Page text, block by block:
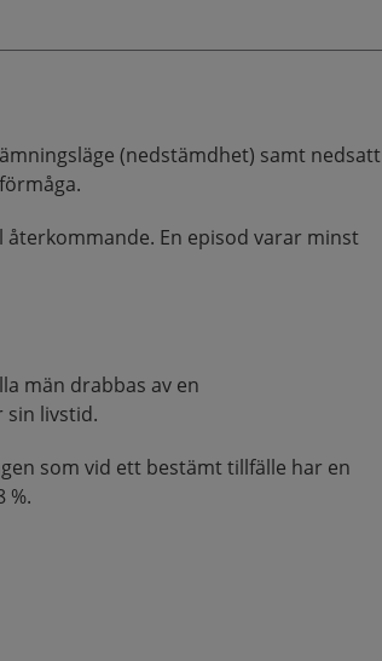
(nedstämdhet) samt nedsatt
En episod varar minst
män drabbas av en
sin livstid.
som vid ett bestämt tillfälle har en
%.